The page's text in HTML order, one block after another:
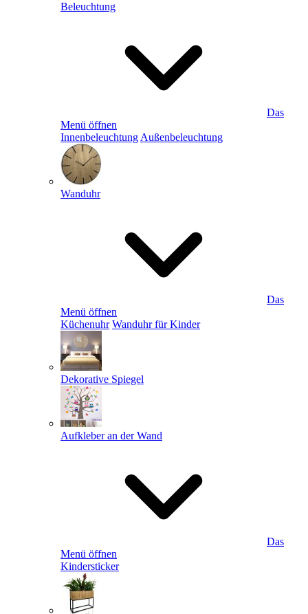
Beleuchtung
Das
Menü öffnen
Innenbeleuchtung Außenbeleuchtung
Wanduhr
Das
Menü öffnen
Küchenuhr Wanduhr für Kinder
Dekorative Spiegel
Aufkleber an der Wand
Das
Menü öffnen
Kindersticker